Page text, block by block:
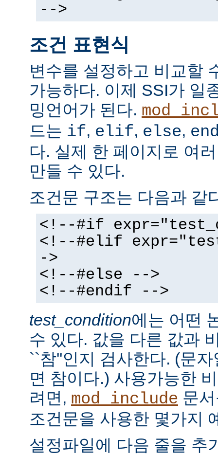
-->
조건 표현식
변수를 설정하고 비교할
가능하다. 이제 SSI가 일
밍언어가 된다.
드는 if, elif, else,
다. 실제 한 페이지로 여
만들 수 있다.
조건문 구조는 다음과 같
<!--#if
<!--#elif
->
<!--#else -->
<!--#endif -->
test_condition에는 어떤
수 있다. 값을 다른 값과
``참''인지 검사한다. (문
면 참이다.) 사용가능한
려면, mod_include 문
조건문을 사용한 몇가지
설정파일에 다음 줄을 추